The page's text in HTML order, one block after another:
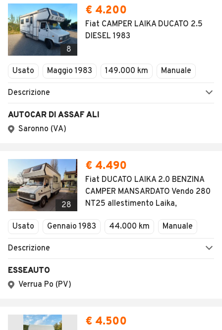
8
€ 4.200
Fiat CAMPER LAIKA DUCATO 2.5
DIESEL 1983
Usato Maggio 1983 149.000 km Manuale
Descrizione
AUTOCAR DI ASSAF ALI
Saronno (VA)
28
€ 4.490
Fiat DUCATO LAIKA 2.0 BENZINA
CAMPER MANSARDATO Vendo 280
NT25 allestimento Laika,
Usato Gennaio 1983 44.000 km Manuale
Descrizione
ESSEAUTO
Verrua Po (PV)
€ 4.500